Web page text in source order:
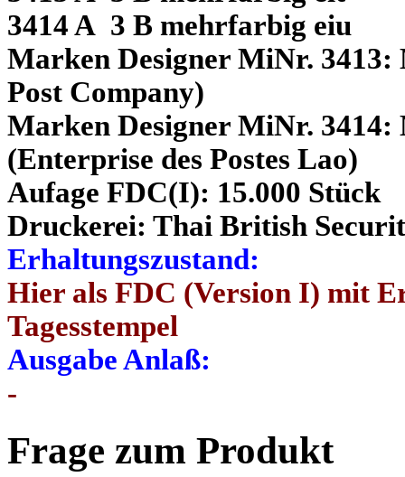
3414 A 3 B mehrfarbig eiu
Marken Designer MiNr.
Post Company)
Marken Designer MiNr. 3414:
(Enterprise des Postes Lao)
Aufage FDC(I): 15.000 Stück
Druckerei: Thai British
Erhaltungszustand:
Hier als FDC (Version I) mit
Tagesstempel
Ausgabe Anlaß:
-
Frage zum Produkt